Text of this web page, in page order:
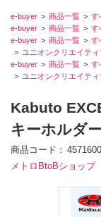
e-buyer 商品一覧 す
e-buyer
商品一覧 す
e-buyer
商品一覧 す
ユニオンクリエイティ
e-buyer
商品一覧 す
ユニオンクリエイティ
Kabuto
キーホルダ
商品コード
メトロBtoBショップ